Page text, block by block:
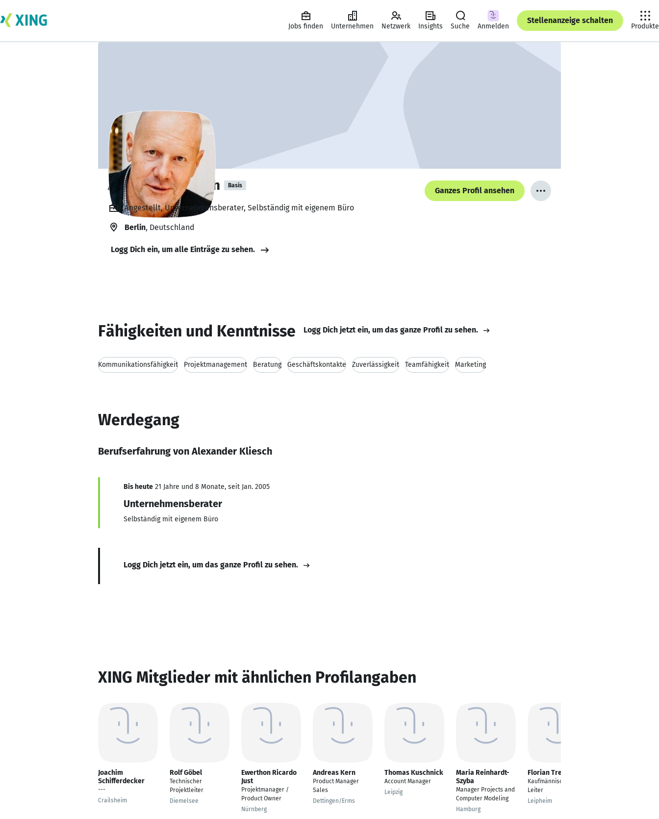
Jobs finden Unternehmen Netzwerk Insights Suche Anmelden
Stellenanzeige schalten
Produkte
Alexander Kliesch Basis
Ganzes Profil ansehen
Angestellt, Unternehmensberater, Selbständig mit eigenem Büro
Berlin, Deutschland
Logg Dich ein, um alle Einträge zu sehen.
Fähigkeiten und Kenntnisse Logg Dich jetzt ein, um das ganze Profil zu sehen.
Kommunikationsfähigkeit Projektmanagement Beratung Geschäftskontakte Zuverlässigkeit Teamfähigkeit Marketing
Werdegang
Berufserfahrung von Alexander Kliesch
Bis heute 21 Jahre und 8 Monate, seit Jan. 2005
Unternehmensberater
Selbständig mit eigenem Büro
Logg Dich jetzt ein, um das ganze Profil zu sehen.
XING Mitglieder mit ähnlichen Profilangaben
Joachim
Schifferdecker
---
Crailsheim
Rolf Göbel
Technischer
Projektleiter
Diemelsee
Ewerthon Ricardo
Just
Projektmanager /
Product Owner
Nürnberg
Andreas Kern
Product Manager
Sales
Dettingen/Erms
Thomas Kuschnick
Account Manager
Leipzig
Maria Reinhardt-
Szyba
Manager Projects and
Computer Modeling
Hamburg
Florian Tresp
Kaufmännischer
Leiter
Leipheim